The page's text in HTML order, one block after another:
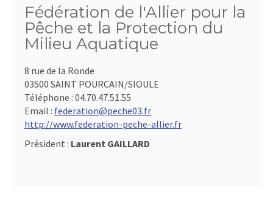
Fédération de l'Allier pour la
Pêche et la Protection du
Milieu Aquatique
8 rue de la Ronde
03500 SAINT POURCAIN/SIOULE
Téléphone : 04.70.47.51.55
Email : federation@peche03.fr
http://www.federation-peche-allier.fr
Président : Laurent GAILLARD